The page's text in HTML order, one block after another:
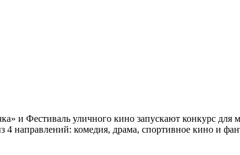
и Фестиваль уличного кино запускают конкурс
направлений: комедия, драма, спортивное кино и